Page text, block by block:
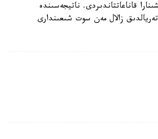
قاناعاتتاندىردى. ناتيجەسىندە
تەڭگەدەن استام ماتەريالدىق زالال مەن سوت شىعىندارى